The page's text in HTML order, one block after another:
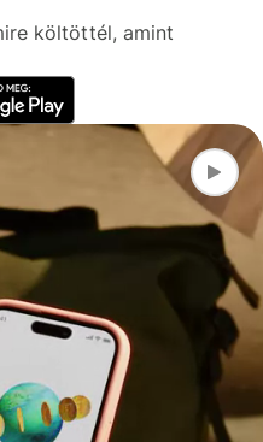
költöttél, amint